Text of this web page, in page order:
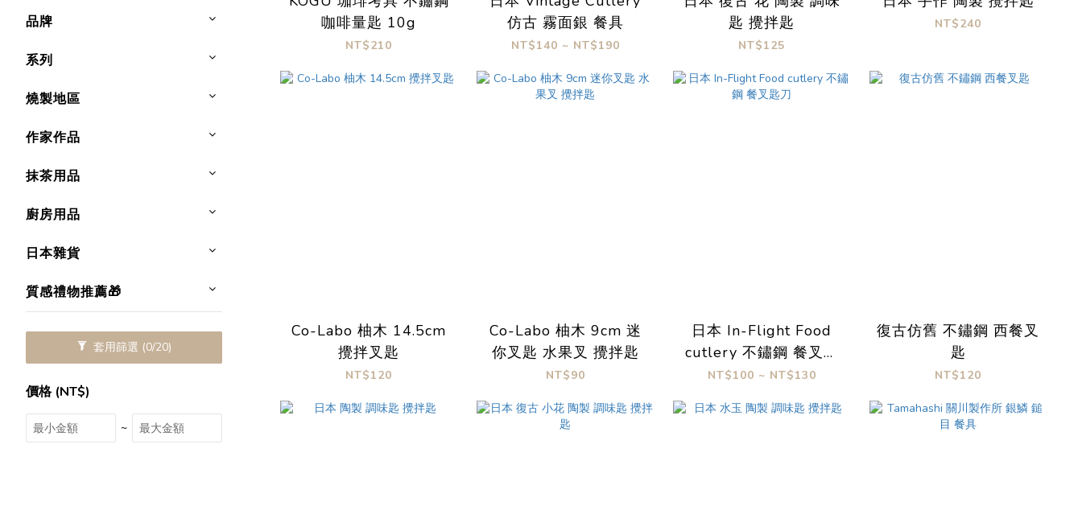
品牌
系列
燒製地區
作家作品
抹茶用品
廚房用品
日本雜貨
質感禮物推薦🎁
套用篩選 (0/20)
價格 (NT$)
~
咖啡量匙 10g
NT$210
仿古 霧面銀 餐具
NT$140 ~ NT$190
匙 攪拌匙
NT$125
NT$240
Co-Labo 柚木 14.5cm
攪拌叉匙
NT$120
Co-Labo 柚木 9cm 迷
你叉匙 水果叉 攪拌匙
NT$90
日本 In-Flight Food
cutlery 不鏽鋼 餐叉匙
刀
NT$100 ~ NT$130
復古仿舊 不鏽鋼 西餐叉
匙
NT$120